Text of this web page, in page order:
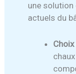
une solution
actuels du